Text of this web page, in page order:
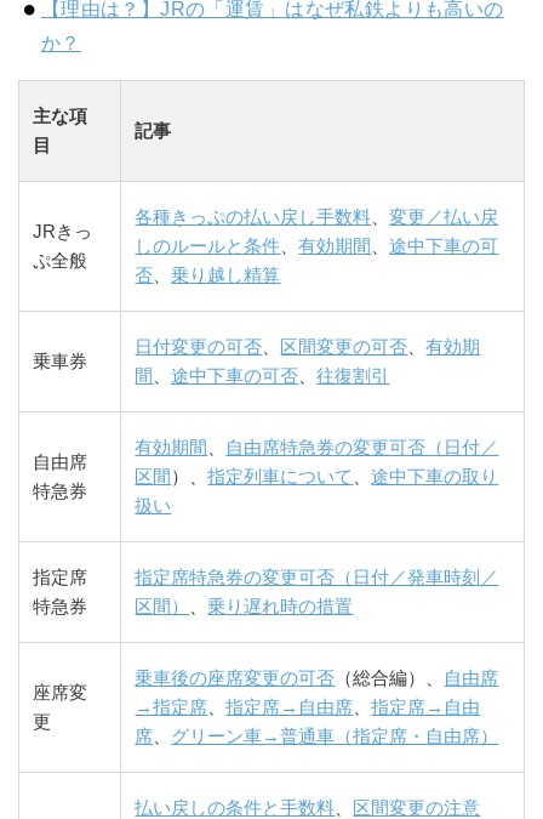
【理由は？】JRの「運賃」はなぜ私鉄よりも高いの
か？
主な項
目
記事
JRきっ
ぷ全般
各種きっぷの払い戻し手数料 、変更／払い戻
しのルールと条件 、有効期間 、途中下車の可
否 、乗り越し精算
乗車券
日付変更の可否 区間変更の可否 、有効期
間
、途中下車の可否 、往復割引
自由席
特急券
有効期間
自由席特急券の変更可否（日付／
区間 ）、指定列車について 、途中下車の取り
扱い
指定席
特急券
指定席特急券の変更可否（日付／発車時刻／
区間）
、乗り遅れ時の措置
座席変
更
乗車後の座席変更の可否 （総合編）、 自由席
→指定席 、指定席→自由席 、指定席→自由
席
グリーン車→普通車（指定席・自由席）
払い戻しの条件と手数料
区間変更の注意